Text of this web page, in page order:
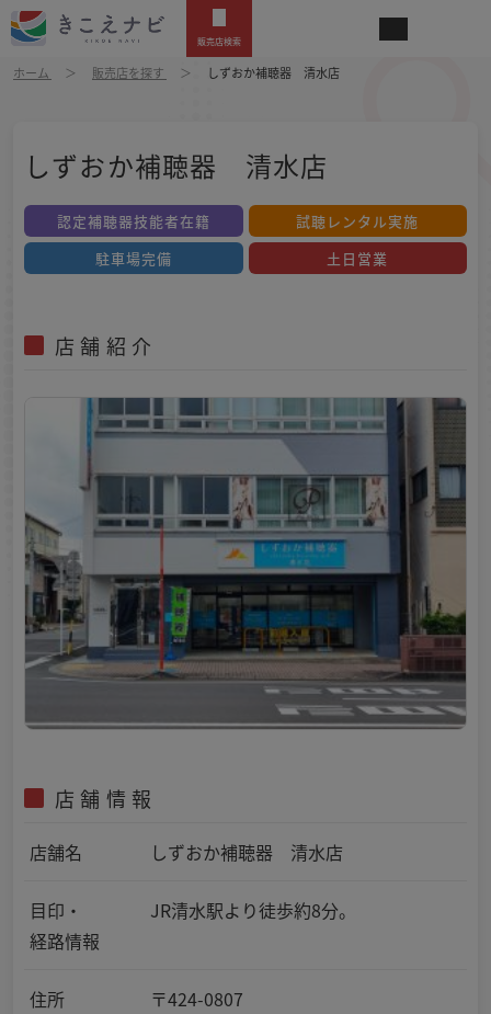
販売店検索
ホーム 販売店を探す しずおか補聴器 清水店
しずおか補聴器 清水店
認定補聴器技能者在籍
試聴レンタル実施
駐車場完備
土日営業
店舗紹介
店舗情報
店舗名 しずおか補聴器 清水店
目印・
経路情報
JR清水駅より徒歩約8分。
住所
〒424-0807